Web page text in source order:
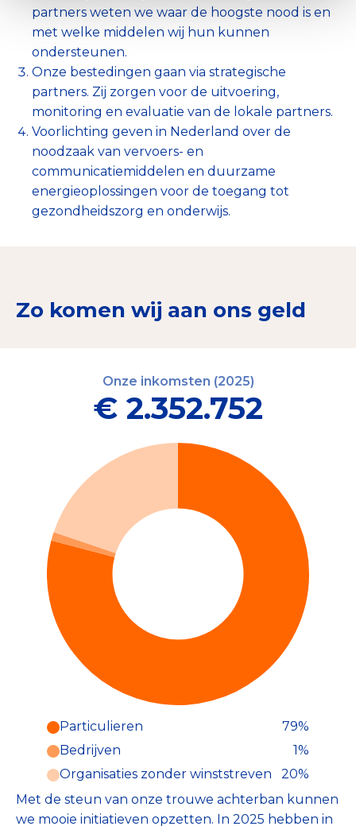
partners weten we waar de hoogste nood is en
met welke middelen wij hun kunnen
ondersteunen.
Onze bestedingen gaan via strategische
partners. Zij zorgen voor de uitvoering,
monitoring en evaluatie van de lokale partners.
Voorlichting geven in Nederland over de
noodzaak van vervoers- en
communicatiemiddelen en duurzame
energieoplossingen voor de toegang tot
gezondheidszorg en onderwijs.
Zo komen wij aan ons geld
Onze inkomsten (2025)
€ 2.352.752
Particulieren (79%)
Deze inkomsten zijn als volgt
onderverdeeld:
Particulieren
79%
Bedrijven
1%
Organisaties zonder winststreven
20%
Met de steun van onze trouwe achterban kunnen
we mooie initiatieven opzetten. In 2025 hebben in